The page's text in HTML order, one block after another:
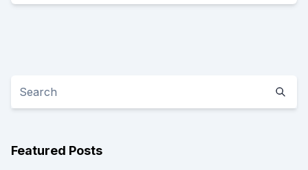
Featured Posts